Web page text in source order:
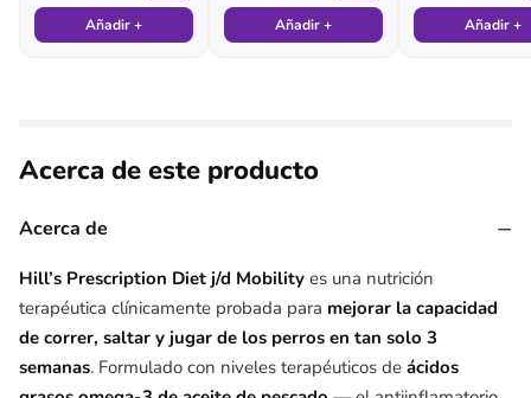
Añadir + Añadir + Añadir +
Acerca de este producto
Acerca de −
Hill’s Prescription Diet j/d Mobility es una nutrición
terapéutica clínicamente probada para mejorar la capacidad
de correr, saltar y jugar de los perros en tan solo 3
semanas. Formulado con niveles terapéuticos de ácidos